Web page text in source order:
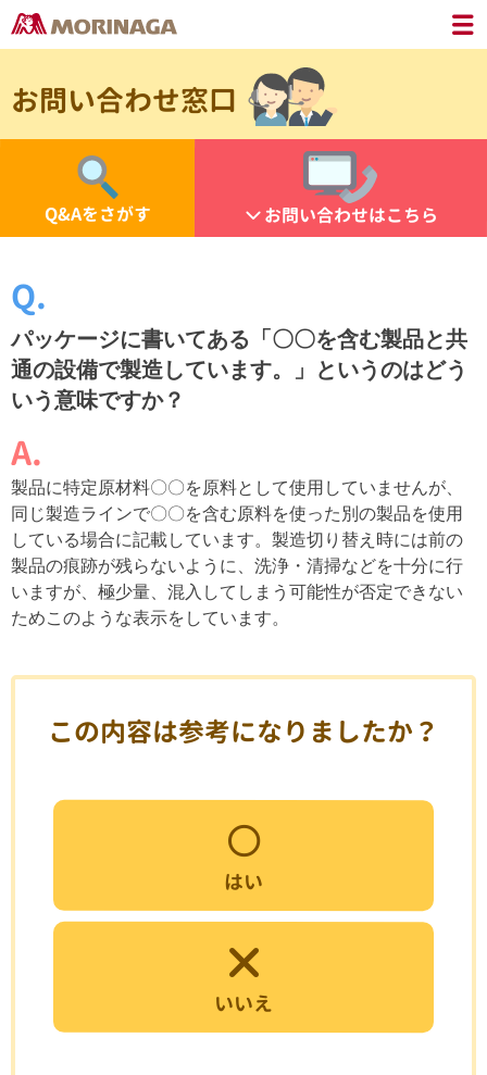
お問い合わせ窓口
Q&Aをさがす お問い合わせはこちら
パッケージに書いてある「〇〇を含む製品と共
通の設備で製造しています。」というのはどう
いう意味ですか？
製品に特定原材料〇〇を原料として使用していませんが、
同じ製造ラインで〇〇を含む原料を使った別の製品を使用
している場合に記載しています。製造切り替え時には前の
製品の痕跡が残らないように、洗浄・清掃などを十分に行
いますが、極少量、混入してしまう可能性が否定できない
ためこのような表示をしています。
この内容は参考になりましたか？
はい
いいえ